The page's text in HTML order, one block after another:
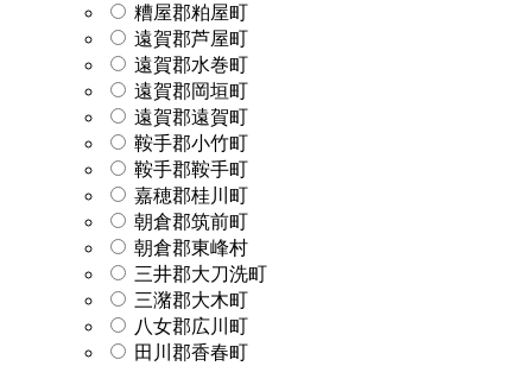
糟屋郡粕屋町
遠賀郡芦屋町
遠賀郡水巻町
遠賀郡岡垣町
遠賀郡遠賀町
鞍手郡小竹町
鞍手郡鞍手町
嘉穂郡桂川町
朝倉郡筑前町
朝倉郡東峰村
三井郡大刀洗町
三潴郡大木町
八女郡広川町
田川郡香春町